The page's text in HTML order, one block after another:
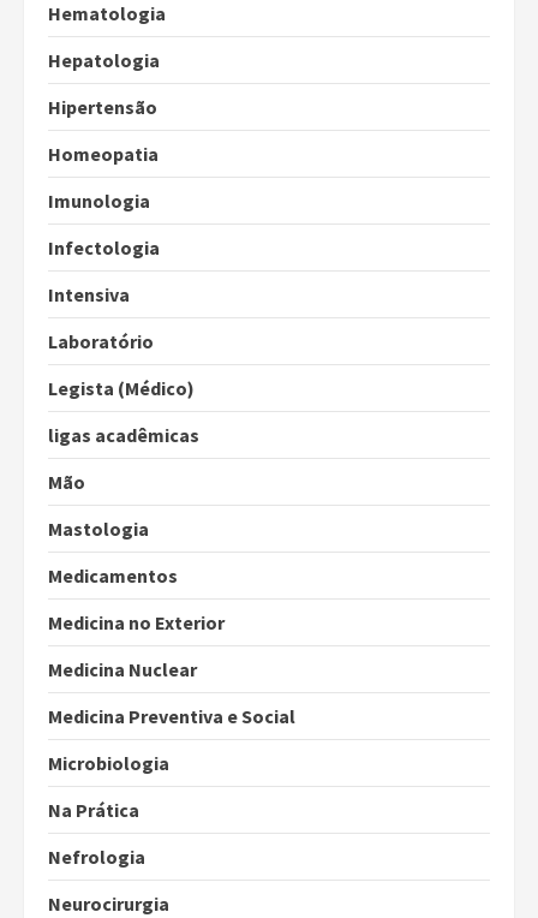
Hematologia
Hepatologia
Hipertensão
Homeopatia
Imunologia
Infectologia
Intensiva
Laboratório
Legista (Médico)
ligas acadêmicas
Mão
Mastologia
Medicamentos
Medicina no Exterior
Medicina Nuclear
Medicina Preventiva e Social
Microbiologia
Na Prática
Nefrologia
Neurocirurgia